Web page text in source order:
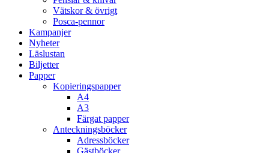
Vätskor & övrigt
Posca-pennor
Kampanjer
Nyheter
Läslustan
Biljetter
Papper
Kopieringspapper
A4
A3
Färgat papper
Anteckningsböcker
Adressböcker
Gästböcker